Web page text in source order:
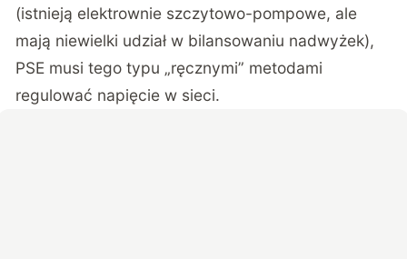
(istnieją elektrownie szczytowo-pompowe, ale
mają niewielki udział w bilansowaniu nadwyżek),
PSE musi tego typu „ręcznymi” metodami
regulować napięcie w sieci.